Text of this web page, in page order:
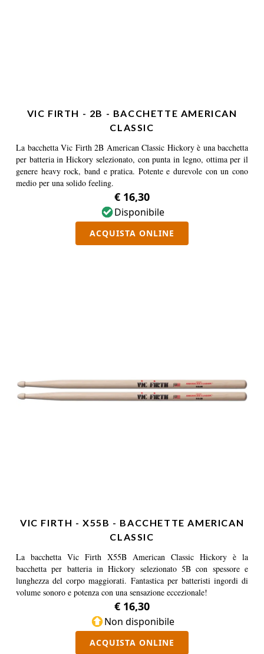
VIC FIRTH - 2B - BACCHETTE AMERICAN
CLASSIC
La bacchetta Vic Firth 2B American Classic Hickory è una bacchetta
per batteria in Hickory selezionato, con punta in legno, ottima per il
genere heavy rock, band e pratica. Potente e durevole con un cono
medio per una solido feeling.
€ 16,30
Disponibile
ACQUISTA ONLINE
VIC FIRTH - X55B - BACCHETTE AMERICAN
CLASSIC
La bacchetta Vic Firth X55B American Classic Hickory è la
bacchetta per batteria in Hickory selezionato 5B con spessore e
lunghezza del corpo maggiorati. Fantastica per batteristi ingordi di
volume sonoro e potenza con una sensazione eccezionale!
€ 16,30
Non disponibile
ACQUISTA ONLINE